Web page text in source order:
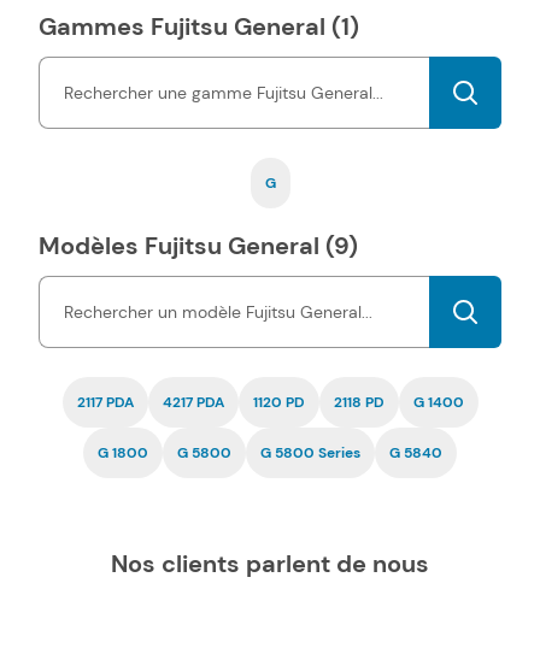
à des prix très économiques.La compatibilité de nos toners et
cartouches d'encre Fujitsu General pas chers est garantiepar
Gammes Fujitsu General (1)
G
Modèles Fujitsu General (9)
2117 PDA 4217 PDA 1120 PD 2118 PD G 1400
G 1800 G 5800 G 5800 Series G 5840
Nos clients parlent de nous